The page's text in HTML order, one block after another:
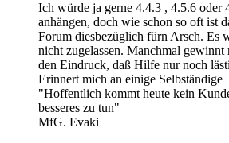
Ich würde ja gerne 4.4.3 , 4.5.6 oder
anhängen, doch wie schon so oft ist
Forum diesbezüglich fürn Arsch. Es
nicht zugelassen. Manchmal gewinnt
den Eindruck, daß Hilfe nur noch
Erinnert mich an einige Selbständige
"Hoffentlich kommt heute kein
besseres zu tun"
MfG. Evaki